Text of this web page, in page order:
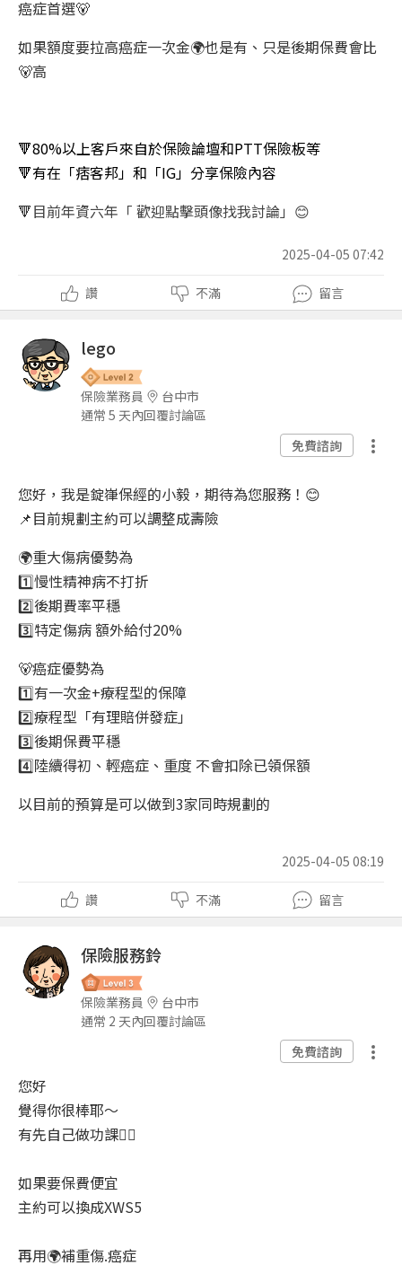
癌症首選🐻
如果額度要拉高癌症一次金🌍也是有、只是後期保費會比
🐻高
🔻80%以上客戶來自於保險論壇和PTT保險板等
🔻有在「痞客邦」和「IG」分享保險內容
🔻目前年資六年「 歡迎點擊頭像找我討論」 😊
2025-04-05 07:42
讚 不滿 留言
lego
保險業務員
台中市
通常 5 天內回覆討論區
免費諮詢
您好，我是錠嵂保經的小毅，期待為您服務！😊
📌目前規劃主約可以調整成壽險
🌍重大傷病優勢為
1️⃣慢性精神病不打折
2️⃣後期費率平穩
3️⃣特定傷病 額外給付20%
🐻癌症優勢為
1️⃣有一次金+療程型的保障
2️⃣療程型「有理賠併發症」
3️⃣後期保費平穩
4️⃣陸續得初、輕癌症、重度 不會扣除已領保額
以目前的預算是可以做到3家同時規劃的
2025-04-05 08:19
讚 不滿 留言
保險服務鈴
保險業務員
台中市
通常 2 天內回覆討論區
免費諮詢
您好
覺得你很棒耶～
有先自己做功課👍🏻
如果要保費便宜
主約可以換成XWS5
再用🌍補重傷.癌症